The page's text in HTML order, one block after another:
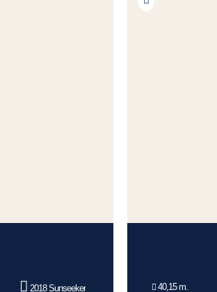
2018 Sunseeker 40,15 m.